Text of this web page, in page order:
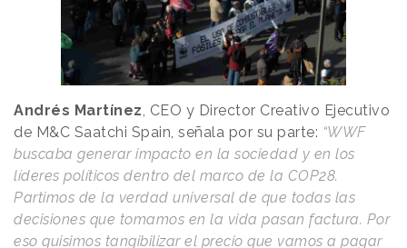
Andrés Martínez , CEO y Director Creativo Ejecutivo
de M&C Saatchi Spain, señala por su parte: “WWF
buscaba generar impacto en la sociedad y en los
líderes políticos dentro del marco de la COP28.
Partimos de la verdad universal de que todas las
decisiones que tomamos en la vida pasan factura. Por
eso quisimos tangibilizar el precio que vamos a pagar